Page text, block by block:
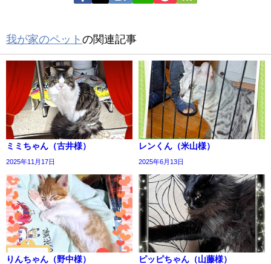
我が家のペット の関連記事
ミミちゃん（古井様）
2025年11月17日
レンくん（米山様）
2025年6月13日
りんちゃん（野中様） ピッピちゃん（山藤様）